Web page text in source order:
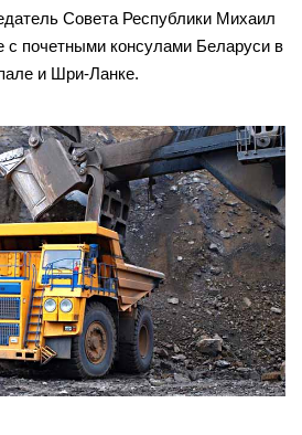
Совета Республики Михаил
с почетными консулами Беларуси в
и Шри-Ланке.